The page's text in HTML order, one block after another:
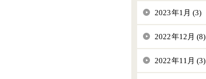
2023年1月 (3)
2022年12月 (8)
2022年11月 (3)